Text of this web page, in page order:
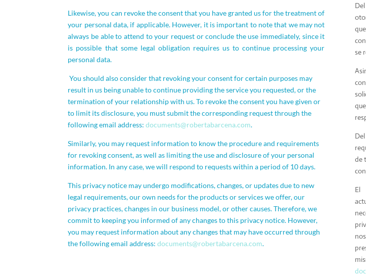
Likewise, you can revoke the consent that you have granted us for the treatment of
your personal data, if applicable. However, it is important to note that we may not
always be able to attend to your request or conclude the use immediately, since it
is possible that some legal obligation requires us to continue processing your
personal data.
You should also consider that revoking your consent for certain purposes may
result in us being unable to continue providing the service you requested, or the
termination of your relationship with us. To revoke the consent you have given or
to limit its disclosure, you must submit the corresponding request through the
following email address:documents@robertabarcena.com.
Similarly, you may request information to know the procedure and requirements
for revoking consent, as well as limiting the use and disclosure of your personal
information. In any case, we will respond to requests within a period of 10 days.
This privacy notice may undergo modifications, changes, or updates due to new
legal requirements, our own needs for the products or services we offer, our
privacy practices, changes in our business model, or other causes. Therefore, we
commit to keeping you informed of any changes to this privacy notice. However,
you may request information about any changes that may have occurred through
the following email address:documents@robertabarcena.com.
se
de
El